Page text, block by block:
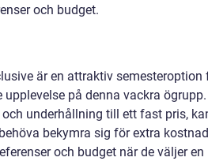
och budget.
är en attraktiv
på denna vackra
underhållning till ett fast pris,
bekymra sig för extra
och budget när de väljer